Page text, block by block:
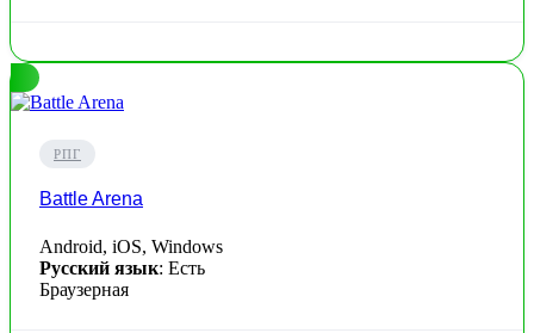
РПГ
Battle Arena
Android, iOS, Windows
Русский язык: Есть
Браузерная